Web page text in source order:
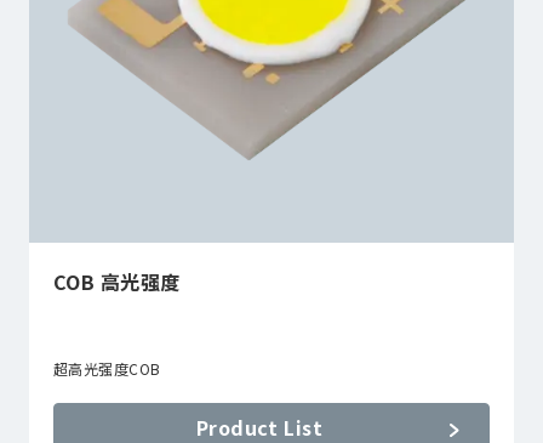
COB 高光强度
超高光强度COB
Product List